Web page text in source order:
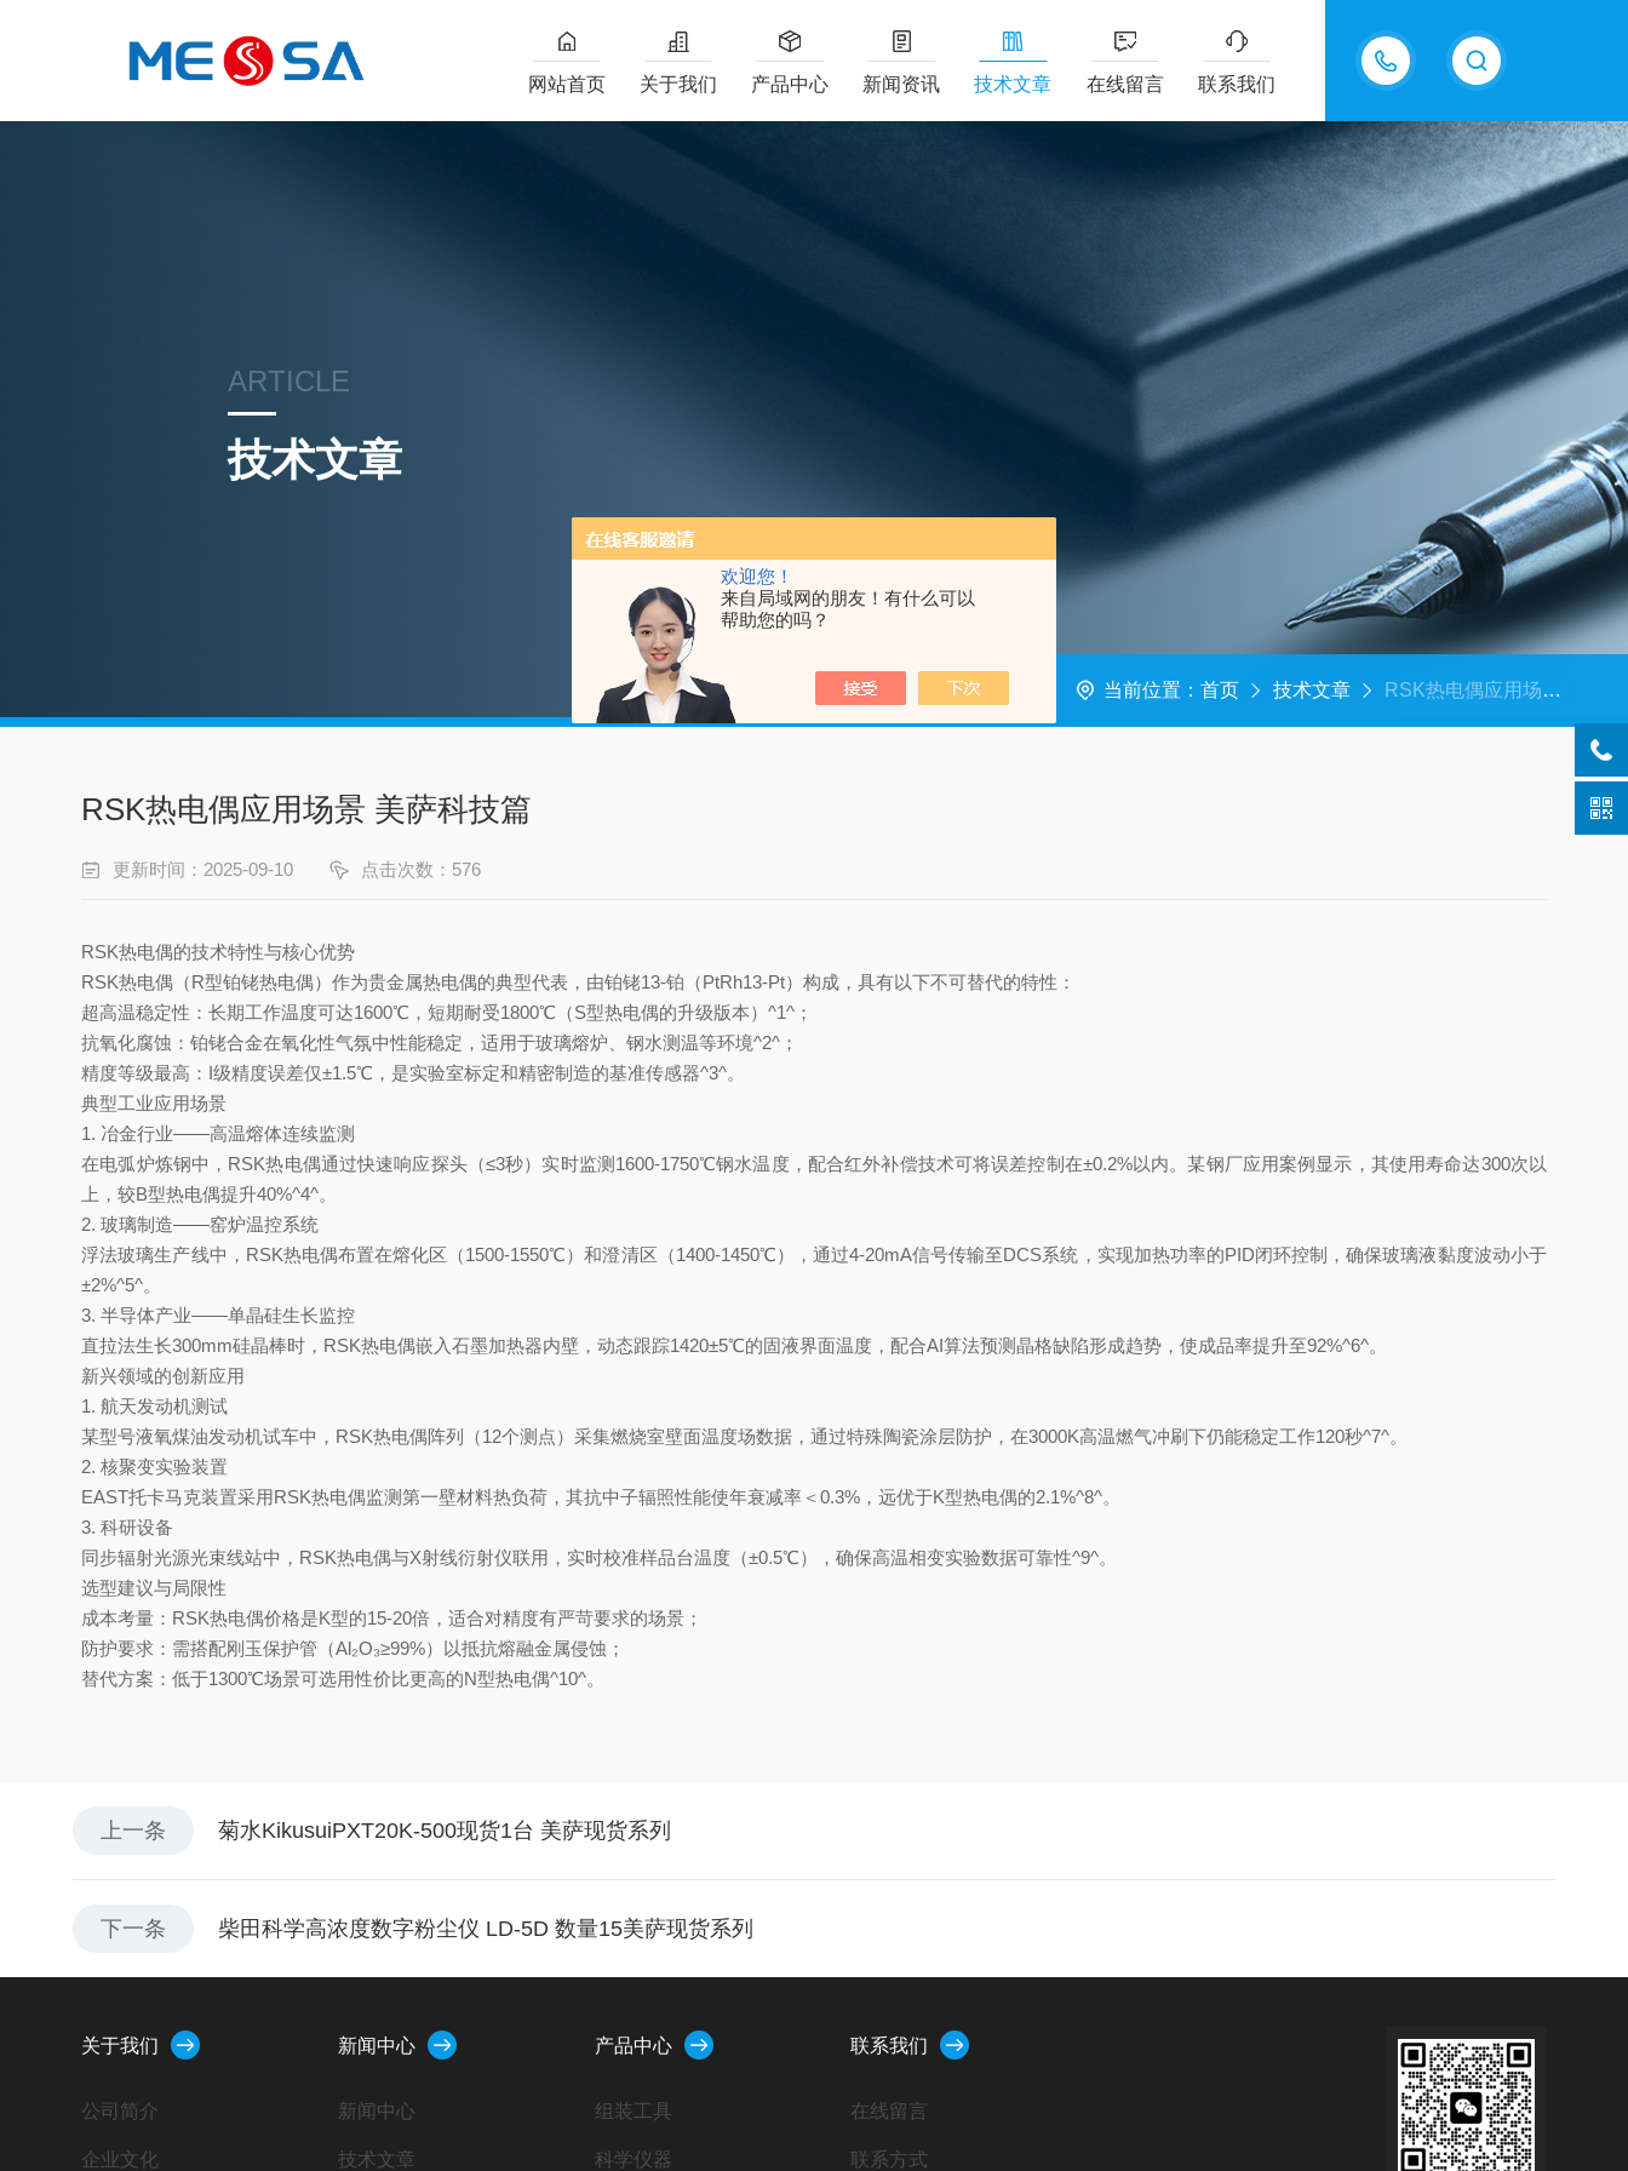
欢迎您！
来自局域网的朋友！有什么可以
帮助您的吗？
13915577898
网站首页 关于我们 产品中心 新闻资讯 技术文章 在线留言 联系我们
ARTICLE
技术文章
当前位置： 首页 技术文章 RSK热电偶应用场景 美萨科技篇
RSK热电偶应用场景 美萨科技篇
更新时间：2025-09-10 点击次数：576
RSK热电偶的技术特性与核心优势
RSK热电偶（R型铂铑热电偶）作为贵金属热电偶的典型代表，由铂铑13-铂（PtRh13-Pt）构成，具有以下不可替代的特性：
超高温稳定性：长期工作温度可达1600℃，短期耐受1800℃（S型热电偶的升级版本）^1^；
抗氧化腐蚀：铂铑合金在氧化性气氛中性能稳定，适用于玻璃熔炉、钢水测温等环境^2^；
精度等级最高：I级精度误差仅±1.5℃，是实验室标定和精密制造的基准传感器^3^。
典型工业应用场景
1. 冶金行业——高温熔体连续监测
在电弧炉炼钢中，RSK热电偶通过快速响应探头（≤3秒）实时监测1600-1750℃钢水温度，配合红外补偿技术可将误差控制在±0.2%以内。某钢厂应用案例显示，其使用寿命达300次以
上，较B型热电偶提升40%^4^。
2. 玻璃制造——窑炉温控系统
浮法玻璃生产线中，RSK热电偶布置在熔化区（1500-1550℃）和澄清区（1400-1450℃），通过4-20mA信号传输至DCS系统，实现加热功率的PID闭环控制，确保玻璃液黏度波动小于
±2%^5^。
3. 半导体产业——单晶硅生长监控
直拉法生长300mm硅晶棒时，RSK热电偶嵌入石墨加热器内壁，动态跟踪1420±5℃的固液界面温度，配合AI算法预测晶格缺陷形成趋势，使成品率提升至92%^6^。
新兴领域的创新应用
1. 航天发动机测试
某型号液氧煤油发动机试车中，RSK热电偶阵列（12个测点）采集燃烧室壁面温度场数据，通过特殊陶瓷涂层防护，在3000K高温燃气冲刷下仍能稳定工作120秒^7^。
2. 核聚变实验装置
EAST托卡马克装置采用RSK热电偶监测第一壁材料热负荷，其抗中子辐照性能使年衰减率＜0.3%，远优于K型热电偶的2.1%^8^。
3.科研设备
同步辐射光源光束线站中，RSK热电偶与X射线衍射仪联用，实时校准样品台温度（±0.5℃），确保高温相变实验数据可靠性^9^。
选型建议与局限性
成本考量：RSK热电偶价格是K型的15-20倍，适合对精度有严苛要求的场景；
防护要求：需搭配刚玉保护管（Al₂O₃≥99%）以抵抗熔融金属侵蚀；
替代方案：低于1300℃场景可选用性价比更高的N型热电偶^10^。
上一条 菊水KikusuiPXT20K-500现货1台 美萨现货系列
下一条 柴田科学高浓度数字粉尘仪 LD-5D 数量15美萨现货系列
关于我们
公司简介
企业文化
新闻中心
新闻中心
技术文章
产品中心
组装工具
科学仪器
联系我们
在线留言
联系方式